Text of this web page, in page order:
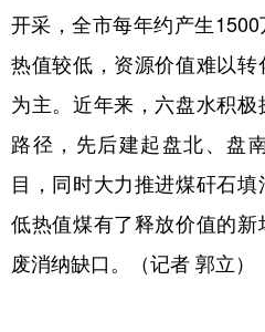
开采，全市每年约产生
热值较低，资源价值难以
为主。近年来，六盘水积
路径，先后建起盘北、盘
目，同时大力推进煤矸石
低热值煤有了释放价值的
废消纳缺口。（记者 郭立）